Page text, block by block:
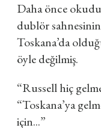
Daha önce
dublör
Toskana’da
öyle değilmiş.
“Russell hiç
“Toskana’ya
için...”